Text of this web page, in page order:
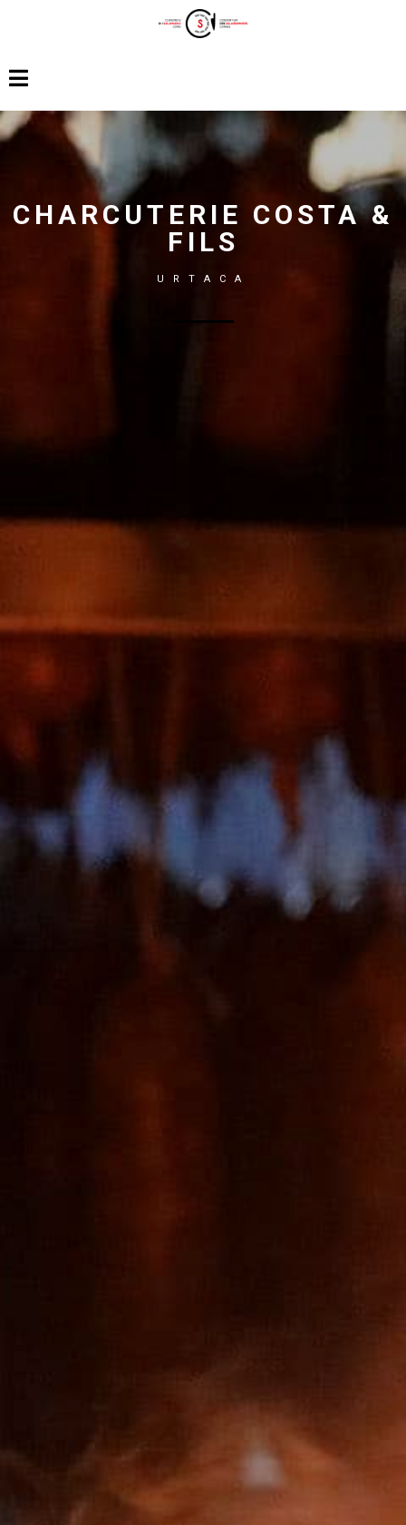
CHARCUTERIE COSTA &
FILS
URTACA